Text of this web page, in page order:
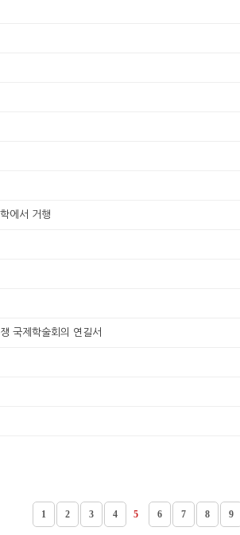
에서 거행
국제학술회의 연길서
1 2 3 4 5 6 7 8 9